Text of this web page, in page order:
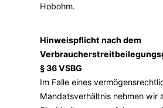
Hobohm.
Hinweispflicht nach dem
§ 36 VSBG
Im Falle eines
Mandatsverhältnis nehmen wir